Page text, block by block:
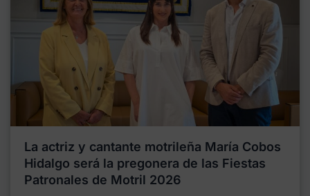
La actriz y cantante motrileña María Cobos
Hidalgo será la pregonera de las Fiestas
Patronales de Motril 2026